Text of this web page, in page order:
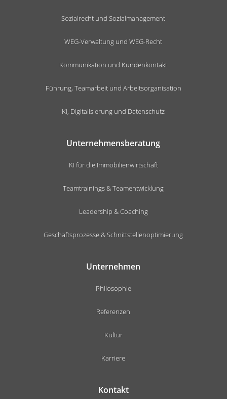
Sozialrecht und Sozialmanagement
WEG-Verwaltung und WEG-Recht
Kommunikation und Kundenkontakt
Führung, Teamarbeit und Arbeitsorganisation
KI, Digitalisierung und Datenschutz
Unternehmensberatung
KI für die Immobilienwirtschaft
Teamtrainings & Teamentwicklung
Leadership & Coaching
Geschäftsprozesse & Schnittstellenoptimierung
Unternehmen
Philosophie
Referenzen
Kultur
Karriere
Kontakt